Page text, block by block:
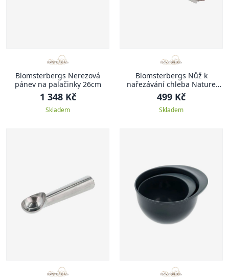
Blomsterbergs Nerezová
pánev na palačinky 26cm
1 348 Kč
Skladem
Blomsterbergs Nůž k
nařezávání chleba Nature
19,3cm
499 Kč
Skladem